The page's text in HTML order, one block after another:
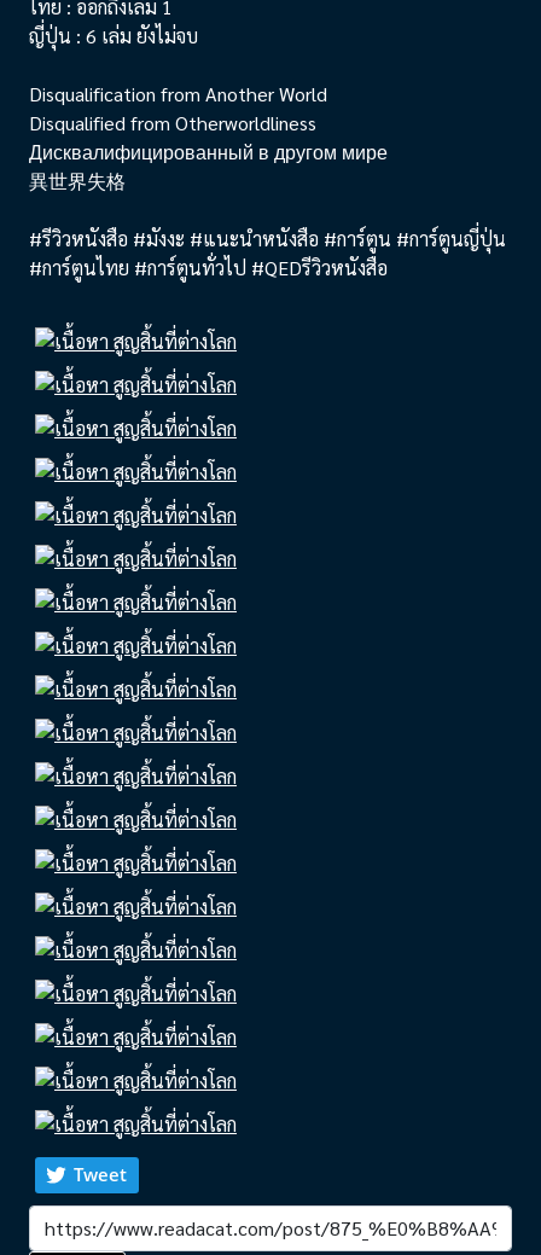
ไทย : ออกถึงเล่ม 1
ญี่ปุ่น : 6 เล่ม ยังไม่จบ
Disqualification from Another World
Disqualified from Otherworldliness
Дисквалифицированный в другом мире
異世界失格
#รีวิวหนังสือ #มังงะ #แนะนำหนังสือ #การ์ตูน #การ์ตูนญี่ปุ่น
#การ์ตูนไทย #การ์ตูนทั่วไป #QEDรีวิวหนังสือ
Tweet